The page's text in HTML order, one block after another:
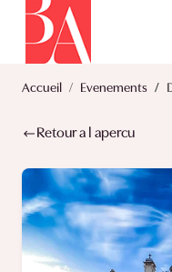
Accueil Evenements
Retour a l apercu